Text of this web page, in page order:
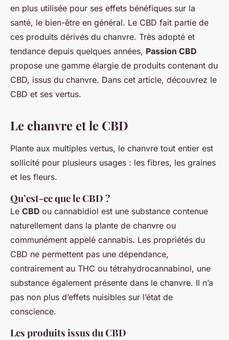
en plus utilisée pour ses effets bénéfiques sur la
santé, le bien-être en général. Le CBD fait partie de
ces produits dérivés du chanvre. Très adopté et
tendance depuis quelques années, Passion CBD
propose une gamme élargie de produits contenant du
CBD, issus du chanvre. Dans cet article, découvrez le
CBD et ses vertus.
Le chanvre et le CBD
Plante aux multiples vertus, le chanvre tout entier est
sollicité pour plusieurs usages : les fibres, les graines
et les fleurs.
Qu’est-ce que le CBD ?
Le CBD ou cannabidiol est une substance contenue
naturellement dans la plante de chanvre ou
communément appelé cannabis. Les propriétés du
CBD ne permettent pas une dépendance,
contrairement au THC ou tétrahydrocannabinol, une
substance également présente dans le chanvre. Il n’a
pas non plus d’effets nuisibles sur l’état de
conscience.
Les produits issus du CBD